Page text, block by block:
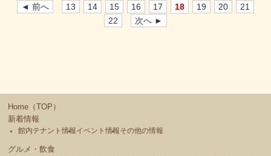
動物園◎ 釧路北ローターアクトクラブ 地域スポーツ振興支
援 第8回 チャリティフリーマーケット 4月22日(日)
10：00～14：00 2階・観光交流コーナー 主催：釧路北ロ
9：00～15：00 (フォーレンダムの出港までを予定) EGG特
設会場 主催：釧路国際交流の会◎ Friendship Plaza 4月
28日(土) 9：00～15：00 (フォーレンダムの出港までを予
い【毎月６の付く日は、MOO感謝デー スキップカード6倍ポイ
◄ 前へ 13 14 15 16 17 18 19 20
21
22
次へ ►
Home（TOP）
新着情報
館内テナント情報イベント情報その他の情報
グルメ・飲食